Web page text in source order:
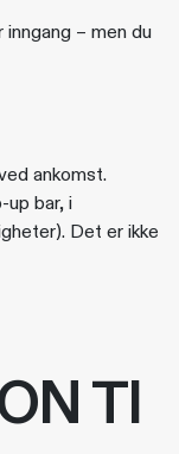
– men du
ankomst.
up bar, i
Det er ikke
TI